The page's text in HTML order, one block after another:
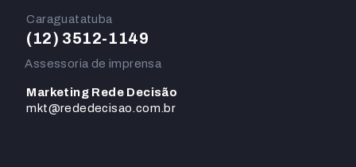
Caraguatatuba
(12) 3512-1149
Assessoria de imprensa
Marketing Rede Decisão
mkt@rededecisao.com.br